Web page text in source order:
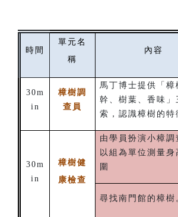
時間
單元名
稱
內容
30m
in
樟樹調
查員
馬丁博士提供「樟
幹、樹葉、香味」
索，認識樟樹的特
30m
in
樟樹健
康檢查
由學員扮演小樟調
以組為單位測量身
圍
尋找南門館的樟樹